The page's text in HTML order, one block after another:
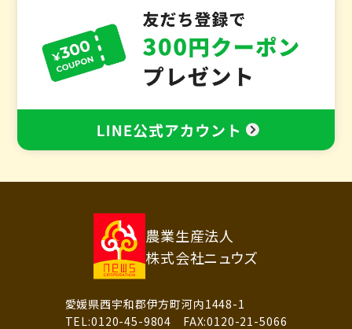
農業生産法人
株式会社ニュウズ
愛媛県西宇和郡伊方町河内1448-1
TEL:0120-45-9804 FAX:0120-21-5066